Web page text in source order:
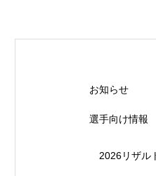
お知らせ
選手向け情報
2026リザル